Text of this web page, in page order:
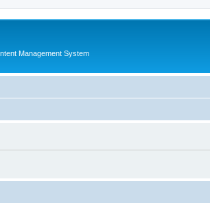
Management System